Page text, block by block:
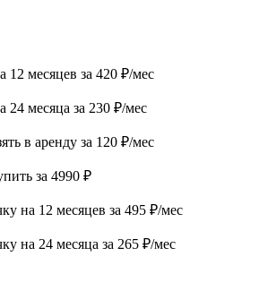
12 месяцев за 420 ₽/мес
24 месяца за 230 ₽/мес
в аренду за 120 ₽/мес
за 4990 ₽
на 12 месяцев за 495 ₽/мес
на 24 месяца за 265 ₽/мес